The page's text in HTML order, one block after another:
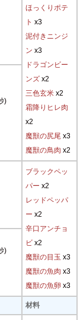
ほっくりポテ
ト x3
泥付きニンジ
ン x3
ドラゴンビー
ンズx2
三色玄米x2
霜降りヒレ肉
x2
魔獣の尻尾x3
魔獣の鳥肉 x2
)
ブラックペッ
パー x2
レッドペッパ
ー x2
辛口アンチョ
ビx2
魔獣の目玉 x3
魔獣の魚肉 x3
魔獣の魚卵 x3
)
材料